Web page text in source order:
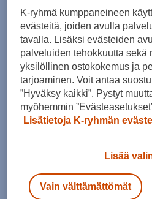
Koko
S
Kokotaulukko
K-ryhmä kumppaneineen
evästeitä, joiden avulla
tavalla. Lisäksi evästeiden
palveluiden tehokkuutta sekä
yksilöllinen ostokokemus ja
tarjoaminen. Voit antaa
”Hyväksy kaikki”. Pystyt
myöhemmin
Lisätietoja K-ryhmän
Lisää
Vain välttämättömät